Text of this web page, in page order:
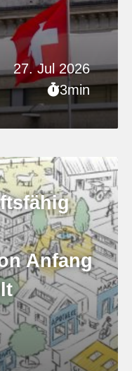
27. Jul 2026
3min
Anfang